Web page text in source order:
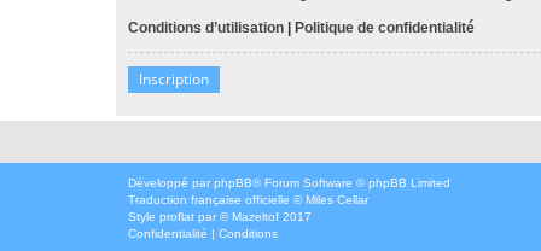
Conditions d’utilisation | Politique de confidentialité
Inscription
Développé par phpBB® Forum Software © phpBB Limited
Traduction française officielle ©Miles Cellar
Style proflat par ©Mazeltof 2017
Confidentialité | Conditions